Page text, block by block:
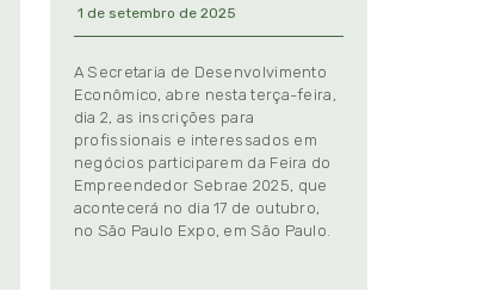
1 de setembro de 2025
A Secretaria de Desenvolvimento
Econômico, abre nesta terça-feira,
dia 2, as inscrições para
profissionais e interessados em
negócios participarem da Feira do
Empreendedor Sebrae 2025, que
acontecerá no dia 17 de outubro,
no São Paulo Expo, em São Paulo.